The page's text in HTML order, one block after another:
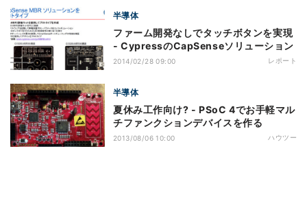
半導体
ファーム開発なしでタッチボタンを実現
- CypressのCapSenseソリューション
2014/02/28 09:00 レポート
半導体
夏休み工作向け? - PSoC 4でお手軽マル
チファンクションデバイスを作る
2013/08/06 10:00 ハウツー